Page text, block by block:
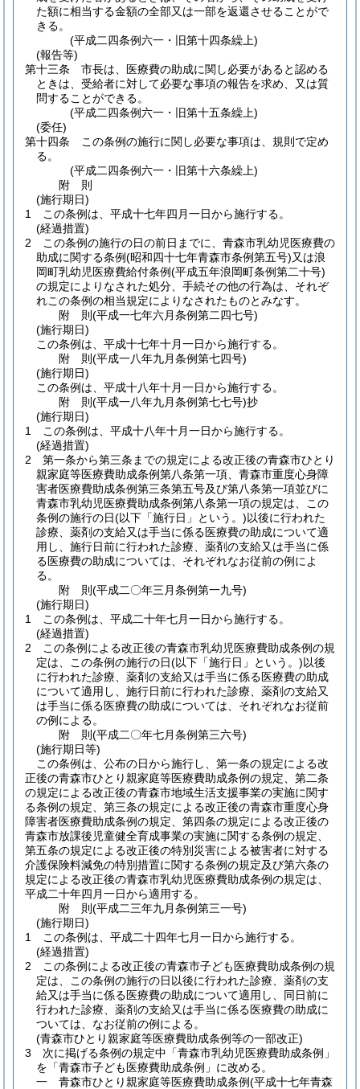
た額に相当する金額の全部又は一部を返還させることがで
きる。
(平成二四条例六一・旧第十四条繰上)
(報告等)
第十三条
市長は、医療費の助成に関し必要があると認める
ときは、受給者に対して必要な事項の報告を求め、又は質
問することができる。
(平成二四条例六一・旧第十五条繰上)
(委任)
第十四条
この条例の施行に関し必要な事項は、規則で定め
る。
(平成二四条例六一・旧第十六条繰上)
附 則
(施行期日)
1
この条例は、平成十七年四月一日から施行する。
(経過措置)
2
この条例の施行の日の前日までに、青森市乳幼児医療費の
助成に関する条例(昭和四十七年青森市条例第五号)又は浪
岡町乳幼児医療費給付条例(平成五年浪岡町条例第二十号)
の規定によりなされた処分、手続その他の行為は、それぞ
れこの条例の相当規定によりなされたものとみなす。
附 則(平成一七年六月条例第二四七号)
(施行期日)
この条例は、平成十七年十月一日から施行する。
附 則(平成一八年九月条例第七四号)
(施行期日)
この条例は、平成十八年十月一日から施行する。
附 則(平成一八年九月条例第七七号)抄
(施行期日)
1
この条例は、平成十八年十月一日から施行する。
(経過措置)
2
第一条から第三条までの規定による改正後の青森市ひとり
親家庭等医療費助成条例第八条第一項、青森市重度心身障
害者医療費助成条例第三条第五号及び第八条第一項並びに
青森市乳幼児医療費助成条例第八条第一項の規定は、この
条例の施行の日(以下「施行日」という。)以後に行われた
診療、薬剤の支給又は手当に係る医療費の助成について適
用し、施行日前に行われた診療、薬剤の支給又は手当に係
る医療費の助成については、それぞれなお従前の例によ
る。
附 則(平成二〇年三月条例第一九号)
(施行期日)
1
この条例は、平成二十年七月一日から施行する。
(経過措置)
2
この条例による改正後の青森市乳幼児医療費助成条例の規
定は、この条例の施行の日(以下「施行日」という。)以後
に行われた診療、薬剤の支給又は手当に係る医療費の助成
について適用し、施行日前に行われた診療、薬剤の支給又
は手当に係る医療費の助成については、それぞれなお従前
の例による。
附 則(平成二〇年七月条例第三六号)
(施行期日等)
この条例は、公布の日から施行し、第一条の規定による改
正後の青森市ひとり親家庭等医療費助成条例の規定、第二条
の規定による改正後の青森市地域生活支援事業の実施に関す
る条例の規定、第三条の規定による改正後の青森市重度心身
障害者医療費助成条例の規定、第四条の規定による改正後の
青森市放課後児童健全育成事業の実施に関する条例の規定、
第五条の規定による改正後の特別災害による被害者に対する
介護保険料減免の特別措置に関する条例の規定及び第六条の
規定による改正後の青森市乳幼児医療費助成条例の規定は、
平成二十年四月一日から適用する。
附 則(平成二三年九月条例第三一号)
(施行期日)
1
この条例は、平成二十四年七月一日から施行する。
(経過措置)
2
この条例による改正後の青森市子ども医療費助成条例の規
定は、この条例の施行の日以後に行われた診療、薬剤の支
給又は手当に係る医療費の助成について適用し、同日前に
行われた診療、薬剤の支給又は手当に係る医療費の助成に
ついては、なお従前の例による。
(青森市ひとり親家庭等医療費助成条例等の一部改正)
3
次に掲げる条例の規定中「青森市乳幼児医療費助成条例」
を「青森市子ども医療費助成条例」に改める。
一
青森市ひとり親家庭等医療費助成条例(平成十七年青森